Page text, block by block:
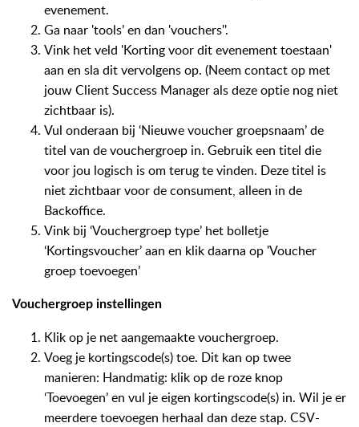
evenement.
Ga naar 'tools’ en dan 'vouchers''.
Vink het veld 'Korting voor dit evenement toestaan'
aan en sla dit vervolgens op. (Neem contact op met
jouw Client Success Manager als deze optie nog niet
zichtbaar is).
Vul onderaan bij ‘Nieuwe voucher groepsnaam’ de
titel van de vouchergroep in. Gebruik een titel die
voor jou logisch is om terug te vinden. Deze titel is
niet zichtbaar voor de consument, alleen in de
Backoffice.
Vink bij ‘Vouchergroep type’ het bolletje
‘Kortingsvoucher’ aan en klik daarna op 'Voucher
groep toevoegen’
Vouchergroep instellingen
Klik op je net aangemaakte vouchergroep.
Voeg je kortingscode(s) toe. Dit kan op twee
manieren: Handmatig: klik op de roze knop
‘Toevoegen’ en vul je eigen kortingscode(s) in. Wil je er
meerdere toevoegen herhaal dan deze stap. CSV-